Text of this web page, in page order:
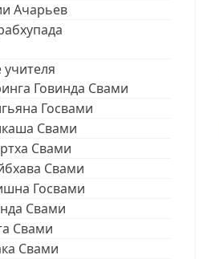
Ачарьев
Говинда Свами
Госвами
Свами
Свами
Свами
Госвами
Свами
Свами
Свами